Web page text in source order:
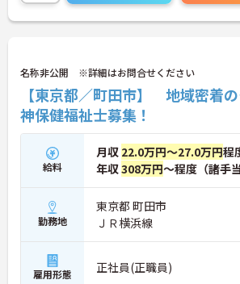
名称非公開 ※詳細はお問合せください
【東京都／町田市】 地域密着
神保健福祉士募集！
給料
月収 22.0万円～27.0万円程
年収308万円～程度（諸手当
勤務地
東京都 町田市
ＪＲ横浜線
雇用形態 正社員(正職員)